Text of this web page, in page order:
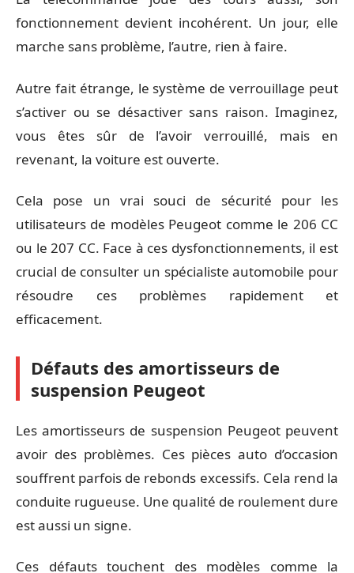
fonctionnement devient incohérent. Un jour, elle
marche sans problème, l’autre, rien à faire.
Autre fait étrange, le système de verrouillage peut
s’activer ou se désactiver sans raison. Imaginez,
vous êtes sûr de l’avoir verrouillé, mais en
revenant, la voiture est ouverte.
Cela pose un vrai souci de sécurité pour les
utilisateurs de modèles Peugeot comme le 206 CC
ou le 207 CC. Face à ces dysfonctionnements, il est
crucial de consulter un spécialiste automobile pour
résoudre ces problèmes rapidement et
efficacement.
Défauts des amortisseurs de
suspension Peugeot
Les amortisseurs de suspension Peugeot peuvent
avoir des problèmes. Ces pièces auto d’occasion
souffrent parfois de rebonds excessifs. Cela rend la
conduite rugueuse. Une qualité de roulement dure
est aussi un signe.
Ces défauts touchent des modèles comme la